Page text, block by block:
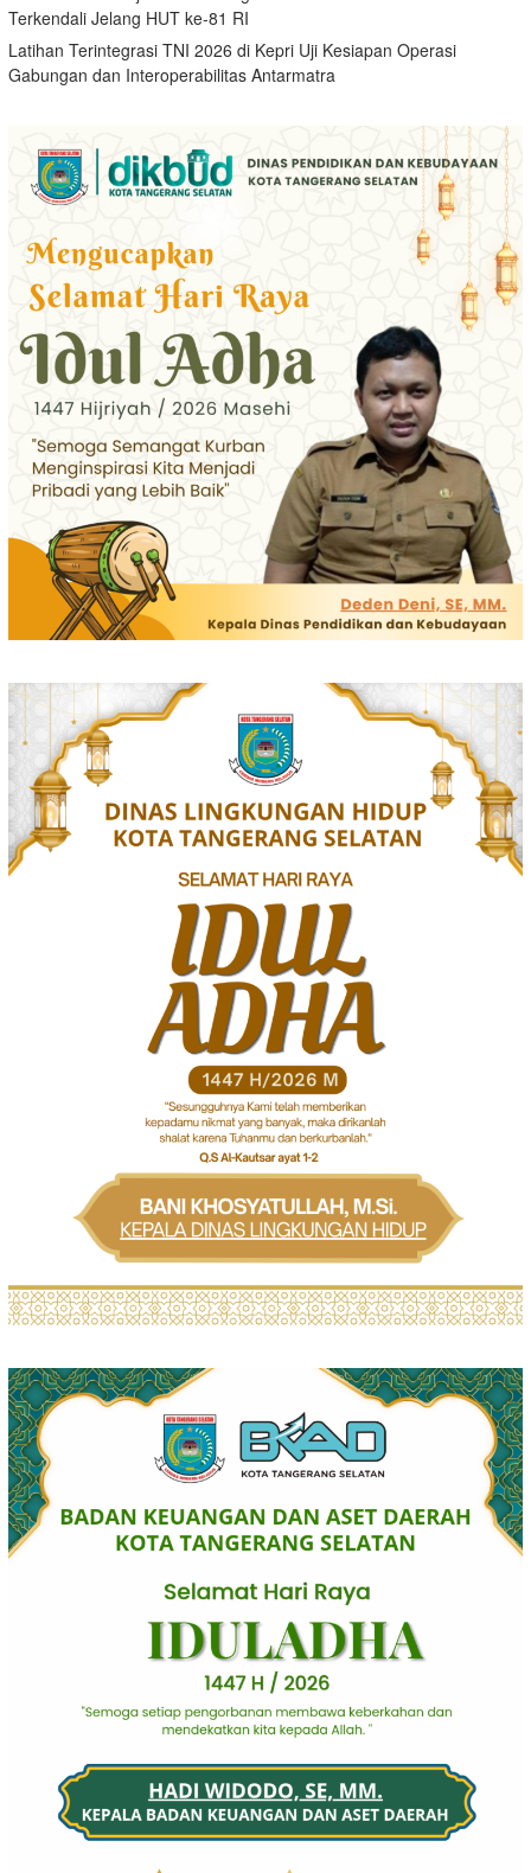
Terkendali Jelang HUT ke-81 RI
Latihan Terintegrasi TNI 2026 di Kepri Uji Kesiapan Operasi
Gabungan dan Interoperabilitas Antarmatra